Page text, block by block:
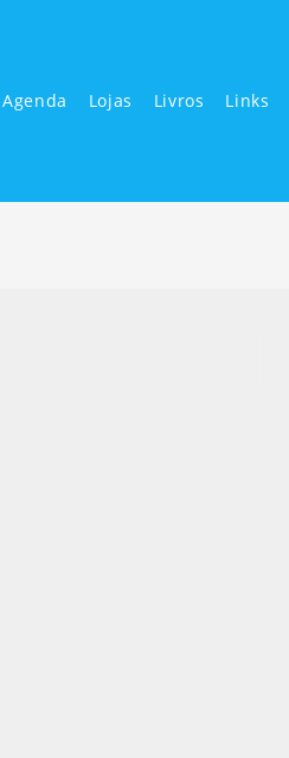
Agenda Lojas Livros Links